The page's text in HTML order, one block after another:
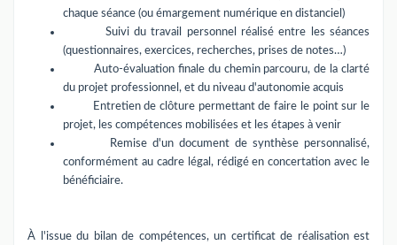
chaque séance (ou émargement numérique en distanciel)
Suivi du travail personnel réalisé entre les séances
(questionnaires, exercices, recherches, prises de notes…)
Auto-évaluation finale du chemin parcouru, de la clarté
du projet professionnel, et du niveau d'autonomie acquis
Entretien de clôture permettant de faire le point sur le
projet, les compétences mobilisées et les étapes à venir
Remise d'un document de synthèse personnalisé,
conformément au cadre légal, rédigé en concertation avec le
bénéficiaire.
À l'issue du bilan de compétences, un certificat de réalisation est